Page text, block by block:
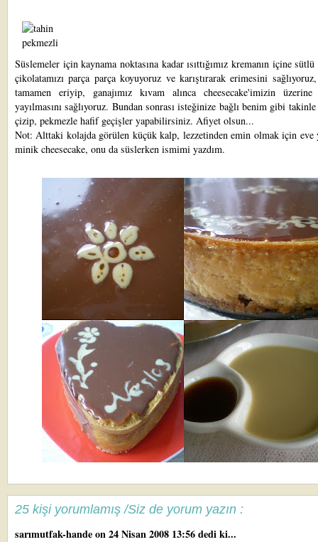
Süslemeler için kaynama noktasına kadar ısıttığımız kremanın içine
çikolatamızı parça parça koyuyoruz ve karıştırarak erimesini
tamamen eriyip, ganajımız kıvam alınca cheesecake'imizin üzerine
yayılmasını sağlıyoruz. Bundan sonrası isteğinize bağlı benim gibi
çizip, pekmezle hafif geçişler yapabilirsiniz. Afiyet olsun...
Not: Alttaki kolajda görülen küçük kalp, lezzetinden emin olmak için eve
minik cheesecake, onu da süslerken ismimi yazdım.
25 kişi yorumlamış /Siz de yorum yazın :
sarımutfak-handeon 24 Nisan 2008 13:56 dedi ki...